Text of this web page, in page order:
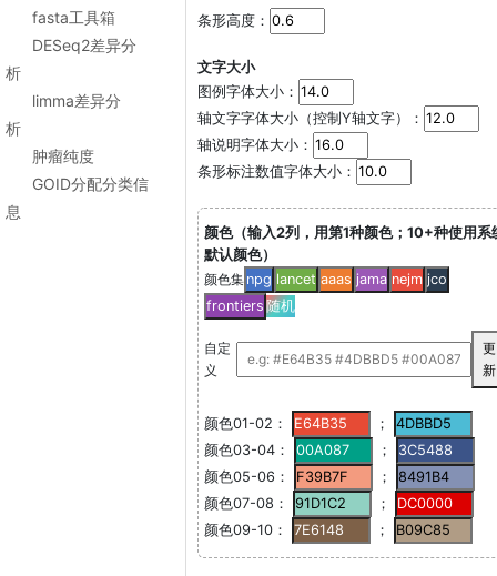
fasta工具箱
DESeq2差异分
析
limma差异分
析
肿瘤纯度
GOID分配分类信
息
条形高度：
文字大小
图例字体大小：
轴文字字体大小（控制Y轴文字）：
轴说明字体大小：
条形标注数值字体大小：
颜色（输入2列，用第1种颜色；10+种使用系
默认颜色）
颜色集 npg lancet aaas jama nejm jco
frontiers 随机
自定
义
更
新
颜色01-02：
；
颜色03-04：
；
颜色05-06：
；
颜色07-08：
；
颜色09-10：
；